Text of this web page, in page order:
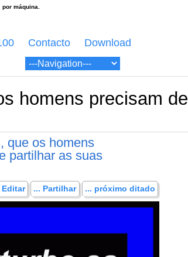
Contacto Download
homens precisam de
que os homens
partilhar as suas
Editar ... Partilhar ... próximo ditado